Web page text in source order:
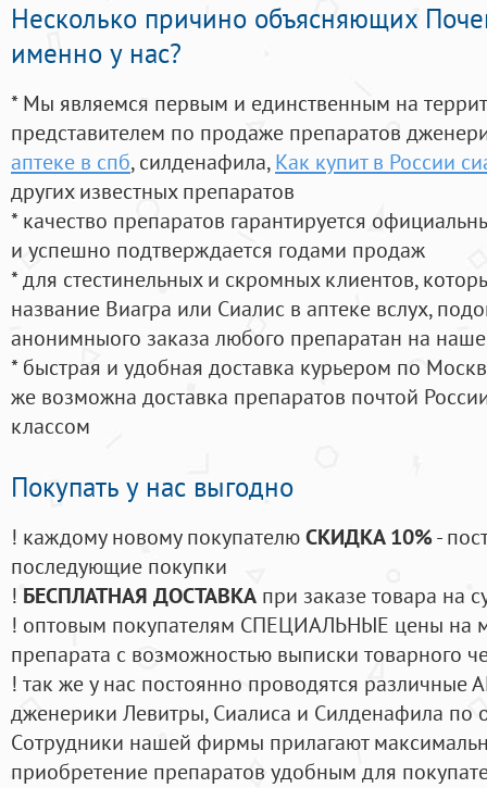
Несколько причино объясняющих
именно у нас?
* Мы являемся первым и единственным на
представителем по продаже препаратов
аптеке в спб, силденафила, Как купит в России
других известных препаратов
* качество препаратов гарантируется
и успешно подтверждается годами продаж
* для стестинельных и скромных клиентов,
название Виагра или Сиалис в аптеке вслух,
анонимныого заказа любого препаратан на
* быстрая и удобная доставка курьером по
же возможна доставка препаратов почтой
классом
Покупать у нас выгодно
! каждому новому покупателюСКИДКА 10%-
последующие покупки
! БЕСПЛАТНАЯ ДОСТАВКА при заказе товара на
! оптовым покупателям СПЕЦИАЛЬНЫЕ цены на
препарата с возможностью выписки товарного
! так же у нас постоянно проводятся
дженерики Левитры, Сиалиса и Силденафила по
Cотрудники нашей фирмы прилагают
приобретение препаратов удобным для